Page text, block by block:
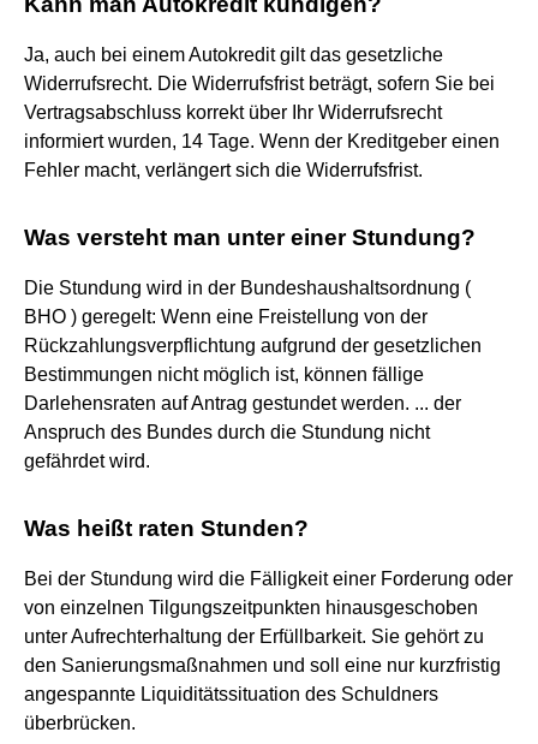
Ja, auch bei einem Autokredit gilt das gesetzliche
Widerrufsrecht. Die Widerrufsfrist beträgt, sofern Sie bei
Vertragsabschluss korrekt über Ihr Widerrufsrecht
informiert wurden, 14 Tage. Wenn der Kreditgeber einen
Fehler macht, verlängert sich die Widerrufsfrist.
Was versteht man unter einer Stundung?
Die Stundung wird in der Bundeshaushaltsordnung (
BHO ) geregelt: Wenn eine Freistellung von der
Rückzahlungsverpflichtung aufgrund der gesetzlichen
Bestimmungen nicht möglich ist, können fällige
Darlehensraten auf Antrag gestundet werden. ... der
Anspruch des Bundes durch die Stundung nicht
gefährdet wird.
Was heißt raten Stunden?
Bei der Stundung wird die Fälligkeit einer Forderung oder
von einzelnen Tilgungszeitpunkten hinausgeschoben
unter Aufrechterhaltung der Erfüllbarkeit. Sie gehört zu
den Sanierungsmaßnahmen und soll eine nur kurzfristig
angespannte Liquiditätssituation des Schuldners
überbrücken.